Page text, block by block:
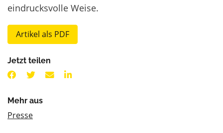
eindrucksvolle Weise.
Artikel als PDF
Jetzt teilen
Mehr aus
Presse